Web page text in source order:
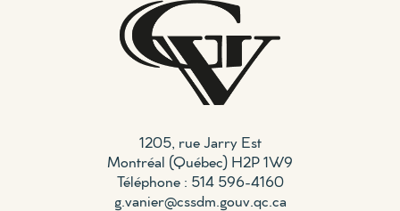
1205, rue Jarry Est
Montréal (Québec) H2P 1W9
Téléphone : 514 596-4160
g.vanier@cssdm.gouv.qc.ca